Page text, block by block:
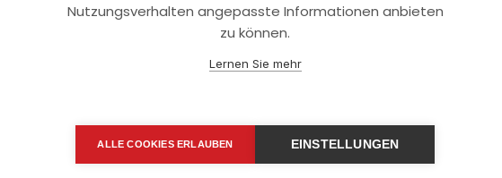
+(49)2131/708-4280
Nutzungsverhalten angepasste Informationen anbieten
zu können.
Lernen Sie mehr
ALLE COOKIES ERLAUBEN EINSTELLUNGEN